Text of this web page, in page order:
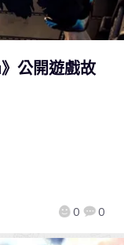
公開遊戲故
0 0